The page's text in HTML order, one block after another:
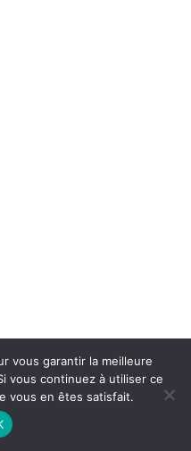
INGLOBO
vous garantir la meilleure
vous continuez à utiliser ce
vous en êtes satisfait.